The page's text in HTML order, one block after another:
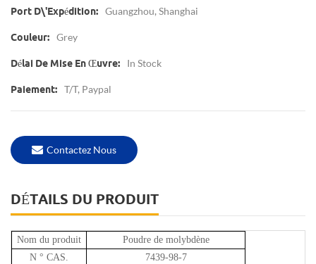
Port D\'expédition: Guangzhou, Shanghai
Couleur: Grey
Délai De Mise En Œuvre: In Stock
Paiement: T/T, Paypal
Contactez Nous
DÉTAILS DU PRODUIT
Nom du produit
Poudre de molybdène
N ° CAS.
7439-98-7